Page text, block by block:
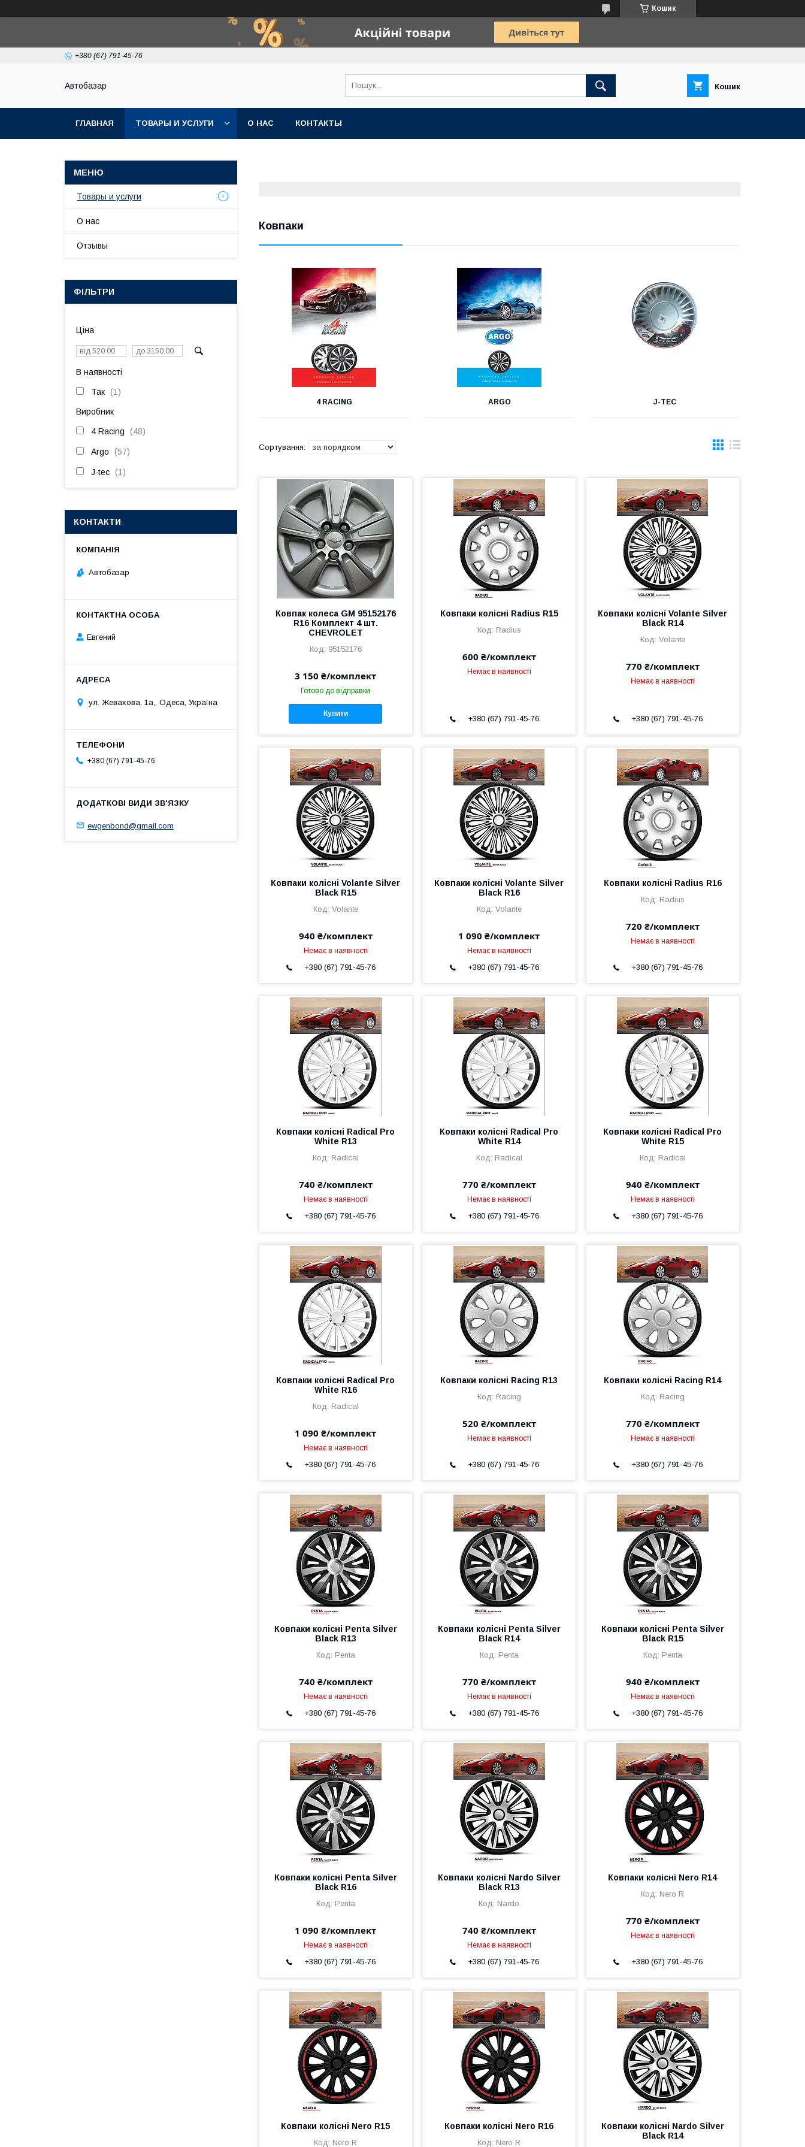
Кошик
+380 (67) 791-45-76
Автобазар Кошик
ГЛАВНАЯ ТОВАРЫ И УСЛУГИ О НАС КОНТАКТЫ
Ковпаки
4 RACING ARGO J-TEC
Ковпак колеса GM 95152176
R16 Комплект 4 шт.
CHEVROLET
95152176
3 150 ₴/комплект
Готово до відправки
Купити
Ковпаки колісні Radius R15
Radius
600 ₴/комплект
Немає в наявності
+380 (67) 791-45-76
Ковпаки колісні Volante Silver
Black R14
Volante
770 ₴/комплект
Немає в наявності
+380 (67) 791-45-76
Ковпаки колісні Volante Silver
Black R15
Volante
940 ₴/комплект
Немає в наявності
+380 (67) 791-45-76
Ковпаки колісні Volante Silver
Black R16
Volante
1 090 ₴/комплект
Немає в наявності
+380 (67) 791-45-76
Ковпаки колісні Radius R16
Radius
720 ₴/комплект
Немає в наявності
+380 (67) 791-45-76
Ковпаки колісні Radical Pro
White R13
Radical
740 ₴/комплект
Немає в наявності
+380 (67) 791-45-76
Ковпаки колісні Radical Pro
White R14
Radical
770 ₴/комплект
Немає в наявності
+380 (67) 791-45-76
Ковпаки колісні Radical Pro
White R15
Radical
940 ₴/комплект
Немає в наявності
+380 (67) 791-45-76
Ковпаки колісні Radical Pro
White R16
Radical
1 090 ₴/комплект
Немає в наявності
+380 (67) 791-45-76
Ковпаки колісні Racing R13
Racing
520 ₴/комплект
Немає в наявності
+380 (67) 791-45-76
Ковпаки колісні Racing R14
Racing
770 ₴/комплект
Немає в наявності
+380 (67) 791-45-76
Ковпаки колісні Penta Silver
Black R13
Penta
740 ₴/комплект
Немає в наявності
+380 (67) 791-45-76
Ковпаки колісні Penta Silver
Black R14
Penta
770 ₴/комплект
Немає в наявності
+380 (67) 791-45-76
Ковпаки колісні Penta Silver
Black R15
Penta
940 ₴/комплект
Немає в наявності
+380 (67) 791-45-76
Ковпаки колісні Penta Silver
Black R16
Penta
1 090 ₴/комплект
Немає в наявності
+380 (67) 791-45-76
Ковпаки колісні Nardo Silver
Black R13
Nardo
740 ₴/комплект
Немає в наявності
+380 (67) 791-45-76
Ковпаки колісні Nero R14
Nero R
770 ₴/комплект
Немає в наявності
+380 (67) 791-45-76
Ковпаки колісні Nero R15
Nero R
Ковпаки колісні Nero R16
Nero R
Ковпаки колісні Nardo Silver
Black R14
Товары и услуги
О нас
Отзывы
ФІЛЬТРИ
Ціна
В наявності
Так 1
Виробник
4 Racing 48
Argo 57
J-tec 1
КОНТАКТИ
Автобазар
Евгений
ул. Жевахова, 1a,, Одеса, Україна
+380 (67) 791-45-76
ewgenbond@gmail.com